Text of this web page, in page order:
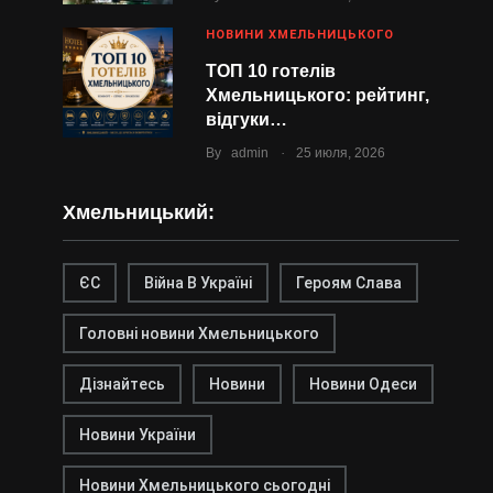
НОВИНИ ХМЕЛЬНИЦЬКОГО
ТОП 10 готелів
Хмельницького: рейтинг,
відгуки…
By admin . 25 июля, 2026
Хмельницький:
ЄС Війна В Україні Героям Слава
Головні новини Хмельницького
Дізнайтесь Новини Новини Одеси
Новини України
Новини Хмельницького сьогодні